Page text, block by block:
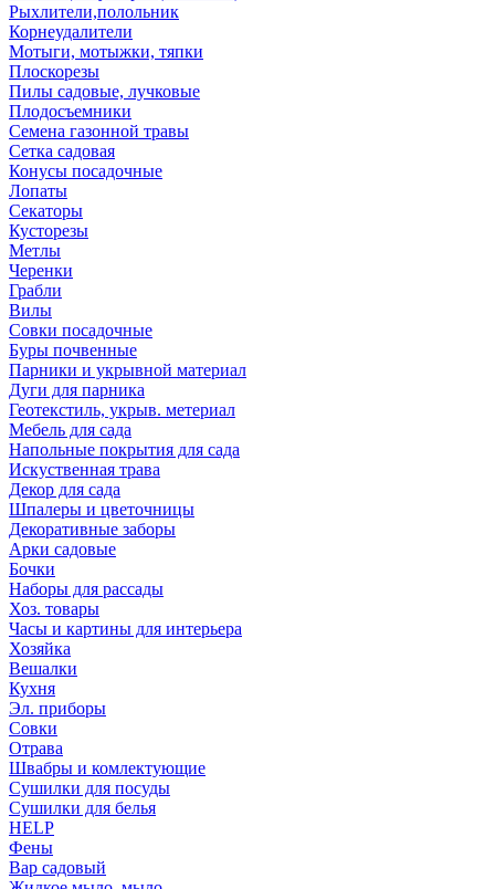
Рыхлители,полольник
Корнеудалители
Мотыги, мотыжки, тяпки
Плоскорезы
Пилы садовые, лучковые
Плодосъемники
Семена газонной травы
Сетка садовая
Конусы посадочные
Лопаты
Секаторы
Кусторезы
Метлы
Черенки
Грабли
Вилы
Совки посадочные
Буры почвенные
Парники и укрывной материал
Дуги для парника
Геотекстиль, укрыв. метериал
Мебель для сада
Напольные покрытия для сада
Искуственная трава
Декор для сада
Шпалеры и цветочницы
Декоративные заборы
Арки садовые
Бочки
Наборы для рассады
Хоз. товары
Часы и картины для интерьера
Хозяйка
Вешалки
Кухня
Эл. приборы
Совки
Отрава
Швабры и комлектующие
Сушилки для посуды
Сушилки для белья
HELP
Фены
Вар садовый